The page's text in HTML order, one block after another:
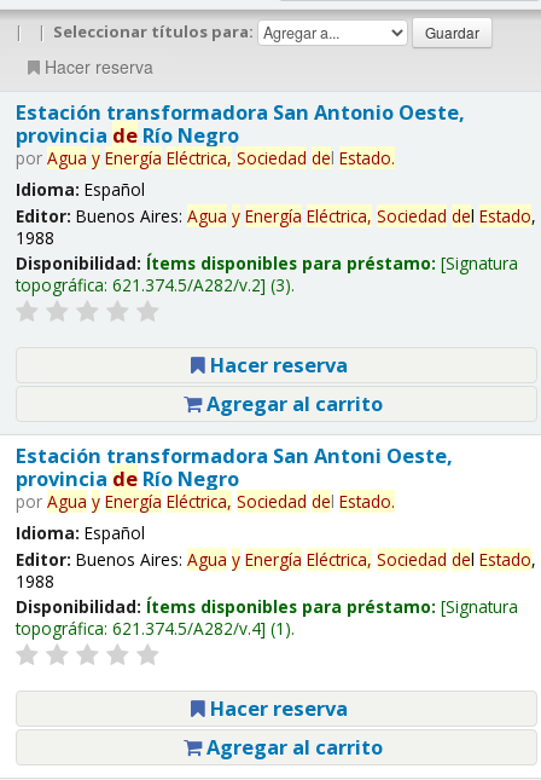
| | Seleccionar títulos para:
Hacer reserva
Estación transformadora San Antonio Oeste,
provincia deRío Negro
por Agua y Energía Eléctrica, Sociedad del Estado.
Idioma: Español
Editor: Buenos Aires: Agua y Energía Eléctrica, Sociedad del Estado,
1988
Disponibilidad: Ítems disponibles para préstamo: Signatura
topográfica: 621.374.5/A282/v.2 (3).
Hacer reserva
Agregar al carrito
Estación transformadora San Antoni Oeste,
provincia deRío Negro
por Agua y Energía Eléctrica, Sociedad del Estado.
Idioma: Español
Editor: Buenos Aires: Agua y Energía Eléctrica, Sociedad del Estado,
1988
Disponibilidad: Ítems disponibles para préstamo: Signatura
topográfica: 621.374.5/A282/v.4 (1).
Hacer reserva
Agregar al carrito